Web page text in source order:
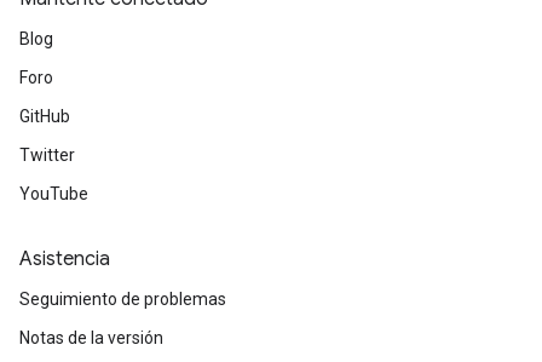
Blog
Foro
GitHub
Twitter
YouTube
Asistencia
Seguimiento de problemas
Notas de la versión